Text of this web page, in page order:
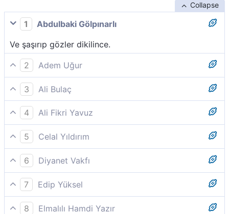
Collapse
1
Abdulbaki Gölpınarlı
Ve şaşırıp gözler dikilince.
2
Adem Uğur
İşte, göz kamaştığı,
3
Ali Bulaç
Ama göz 'kamaşıp da kaydığı,'
4
Ali Fikri Yavuz
(Allah buyurmuştur ki): Göz, (dehşetten) ne vakit ki
dikilir,
5
Celal Yıldırım
Göz şimşek çakar (gibi kamaştığı),
6
Diyanet Vakfı
İşte, göz kamaştığı,
7
Edip Yüksel
Gözün kamaştığı,
8
Elmalılı Hamdi Yazır